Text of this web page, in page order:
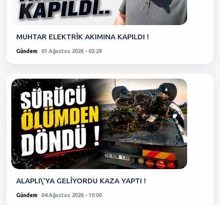
MUHTAR ELEKTRİK AKIMINA KAPILDI !
Gündem 01 Ağustos 2026 - 02:29
ALAPLI\'YA GELİYORDU KAZA YAPTI !
Gündem 04 Ağustos 2026 - 10:00